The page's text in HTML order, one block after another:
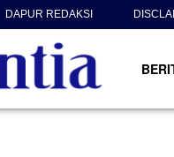
DAPUR REDAKSI